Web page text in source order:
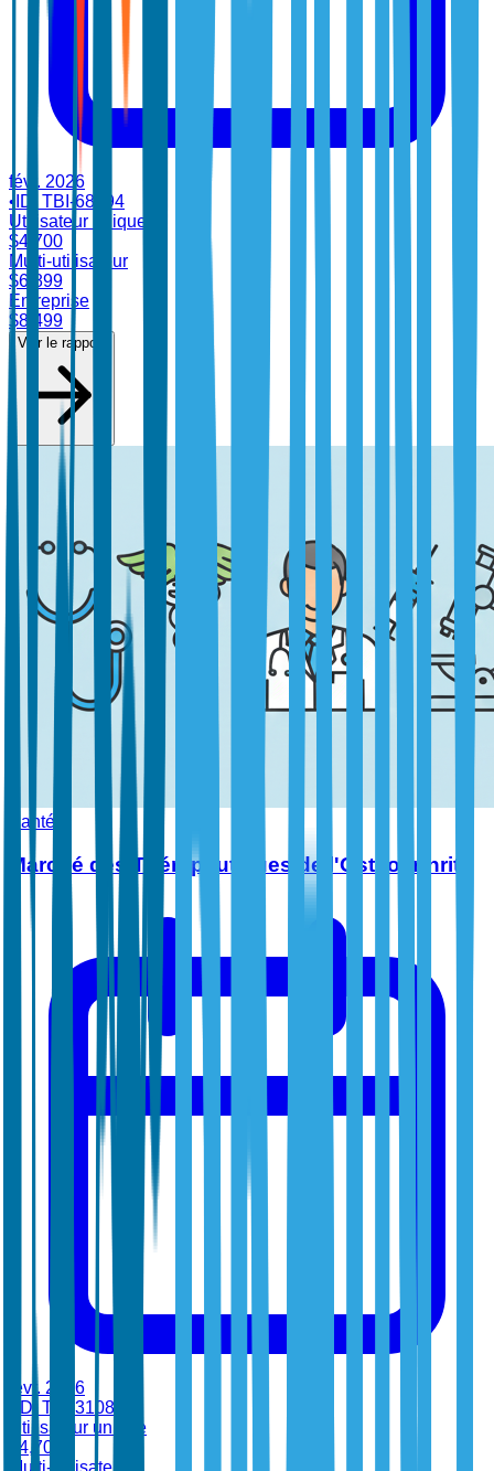
févr. 2026
• ID: TBI-68994
Utilisateur unique
$4,700
Multi-utilisateur
$6,899
Entreprise
$8,499
Voir le rapport
Santé
Marché des Thérapeutiques de l'Ostéoarthrite
févr. 2026
ID: TBI-31082
Utilisateur unique
4,700